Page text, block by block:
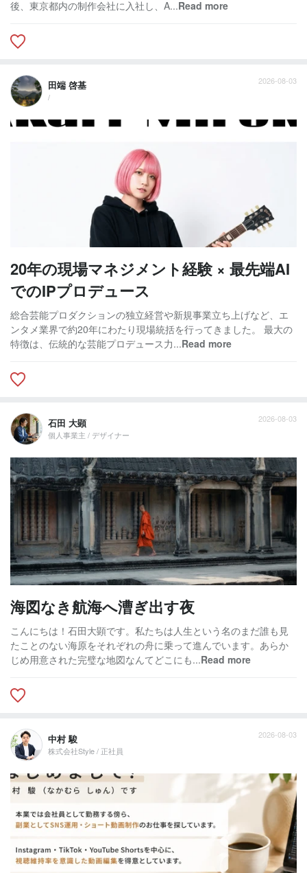
後、東京都内の制作会社に入社し、A...Read more
田端 啓基
/
2026-08-03
20年の現場マネジメント経験 × 最先端AI
でのIPプロデュース
総合芸能プロダクションの独立経営や新規事業立ち上げなど、エ
ンタメ業界で約20年にわたり現場統括を行ってきました。 最大の
特徴は、伝統的な芸能プロデュース力...Read more
石田 大顕
個人事業主 / デザイナー
2026-08-03
海図なき航海へ漕ぎ出す夜
こんにちは！石田大顕です。私たちは人生という名のまだ誰も見
たことのない海原をそれぞれの舟に乗って進んでいます。あらか
じめ用意された完璧な地図なんてどこにも...Read more
中村 駿
株式会社Style / 正社員
2026-08-03